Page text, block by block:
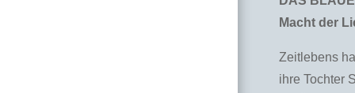
Macht der
Zeitlebens
ihre Tochter